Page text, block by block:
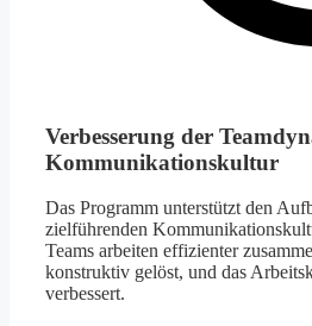
Verbesserung der
Kommunikationskultur
Das Programm unterstützt den
zielführenden
Teams arbeiten effizienter
konstruktiv gelöst, und das
verbessert.